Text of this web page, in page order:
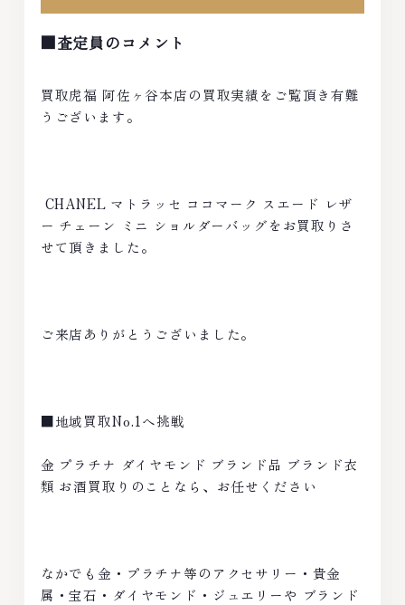
■査定員のコメント
買取虎福 阿佐ヶ谷本店の買取実績をご覧頂き有難
うございます。
CHANEL マトラッセ ココマーク スエード レザ
ー チェーン ミニ ショルダーバッグをお買取りさ
せて頂きました。
ご来店ありがとうございました。
■地域買取No.1へ挑戦
金 プラチナ ダイヤモンド ブランド品 ブランド衣
類 お酒買取りのことなら、お任せください
なかでも金・プラチナ等のアクセサリー・貴金
属・宝石・ダイヤモンド・ジュエリーや ブランド